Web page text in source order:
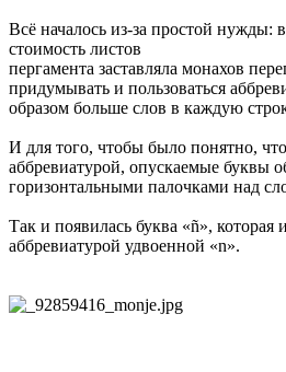
Всё началось из-за простой нужды:
стоимость листов
пергамента заставляла монахов
придумывать и пользоваться
образом больше слов в каждую
И для того, чтобы было понятно,
аббревиатурой, опускаемые буквы
горизонтальными палочками над
Так и появилась буква «ñ», которая
аббревиатурой удвоенной «n».